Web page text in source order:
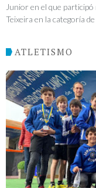
Junior en el que
Teixeira en la categoría
ATLETISMO